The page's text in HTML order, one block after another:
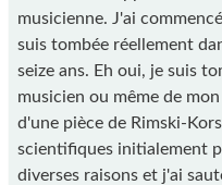
musicienne. J'ai
suis tombée réellement
seize ans. Eh oui, je suis
musicien ou même de
d'une pièce de Rimski-
scientifiques initialement
diverses raisons et j'ai